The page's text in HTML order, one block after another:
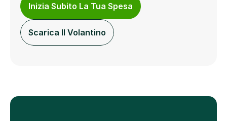
Inizia Subito La Tua Spesa
Scarica Il Volantino